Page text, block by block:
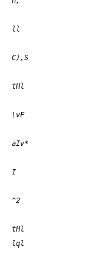
ll
C),S
tHl
\vF
aIv*
I
^2
tHl
lql